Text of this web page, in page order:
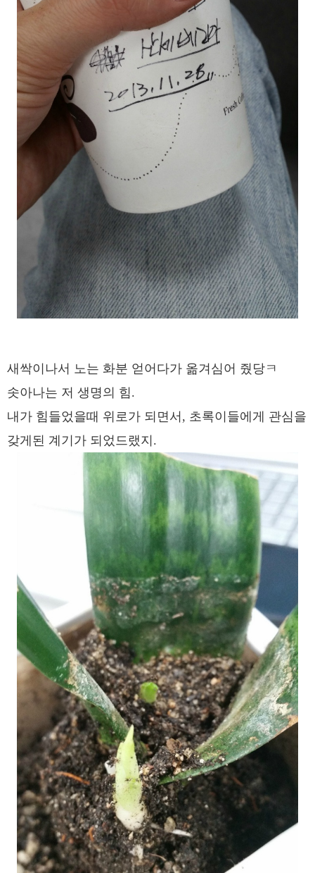
새싹이나서 노는 화분 얻어다가 옮겨심어 줬당ㅋ
솟아나는 저 생명의 힘.
내가 힘들었을때 위로가 되면서, 초록이들에게 관심을
갖게된 계기가 되었드랬지.